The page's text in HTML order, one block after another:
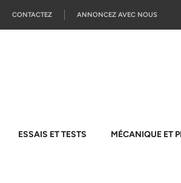
CONTACTEZ ANNONCEZ AVEC NOUS
ESSAIS ET TESTS MÉCANIQUE ET